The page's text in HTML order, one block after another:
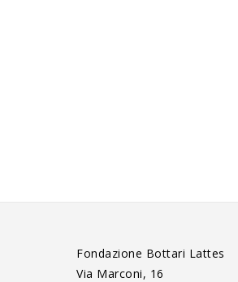
Fondazione Bottari Lattes
Via Marconi, 16